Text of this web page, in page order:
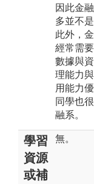
因此金
多並不
此外，
經常需
數據與
理能力
用能力
同學也
融系。
學習
資源
或補
無。